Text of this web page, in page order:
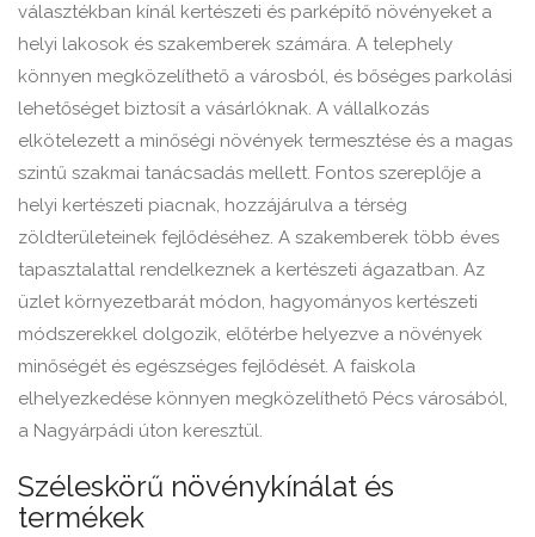
választékban kínál kertészeti és parképítő növényeket a
helyi lakosok és szakemberek számára. A telephely
könnyen megközelíthető a városból, és bőséges parkolási
lehetőséget biztosít a vásárlóknak. A vállalkozás
elkötelezett a minőségi növények termesztése és a magas
szintű szakmai tanácsadás mellett. Fontos szereplője a
helyi kertészeti piacnak, hozzájárulva a térség
zöldterületeinek fejlődéséhez. A szakemberek több éves
tapasztalattal rendelkeznek a kertészeti ágazatban. Az
üzlet környezetbarát módon, hagyományos kertészeti
módszerekkel dolgozik, előtérbe helyezve a növények
minőségét és egészséges fejlődését. A faiskola
elhelyezkedése könnyen megközelíthető Pécs városából,
a Nagyárpádi úton keresztül.
Széleskörű növénykínálat és
termékek